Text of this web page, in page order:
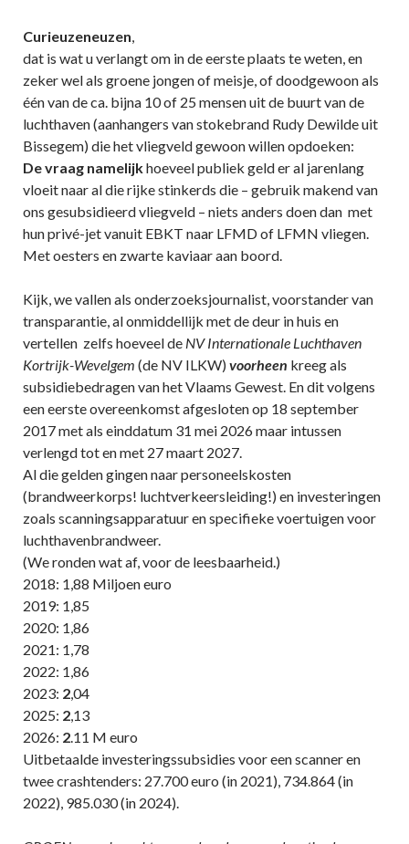
Curieuzeneuzen,
dat is wat u verlangt om in de eerste plaats te weten, en
zeker wel als groene jongen of meisje, of doodgewoon als
één van de ca. bijna 10 of 25 mensen uit de buurt van de
luchthaven (aanhangers van stokebrand Rudy Dewilde uit
Bissegem) die het vliegveld gewoon willen opdoeken:
De vraag namelijkhoeveel publiek geld er al jarenlang
vloeit naar al die rijke stinkerds die – gebruik makend van
ons gesubsidieerd vliegveld – niets anders doen dan met
hun privé-jet vanuit EBKT naar LFMD of LFMN vliegen.
Met oesters en zwarte kaviaar aan boord.
Kijk, we vallen als onderzoeksjournalist, voorstander van
transparantie, al onmiddellijk met de deur in huis en
vertellen zelfs hoeveel de NV Internationale Luchthaven
Kortrijk-Wevelgem (de NV ILKW) voorheen kreeg als
subsidiebedragen van het Vlaams Gewest. En dit volgens
een eerste overeenkomst afgesloten op 18 september
2017 met als einddatum 31 mei 2026 maar intussen
verlengd tot en met 27 maart 2027.
Al die gelden gingen naar personeelskosten
(brandweerkorps! luchtverkeersleiding!) en investeringen
zoals scanningsapparatuur en specifieke voertuigen voor
luchthavenbrandweer.
(We ronden wat af, voor de leesbaarheid.)
2018: 1,88 Miljoen euro
2019: 1,85
2020: 1,86
2021: 1,78
2022: 1,86
2023: 2,04
2025: 2,13
2026: 2.11 M euro
Uitbetaalde investeringssubsidies voor een scanner en
twee crashtenders: 27.700 euro (in 2021), 734.864 (in
2022), 985.030 (in 2024).